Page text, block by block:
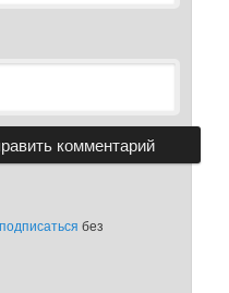
подписаться без